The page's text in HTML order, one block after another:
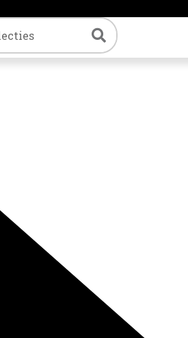
Zoeken